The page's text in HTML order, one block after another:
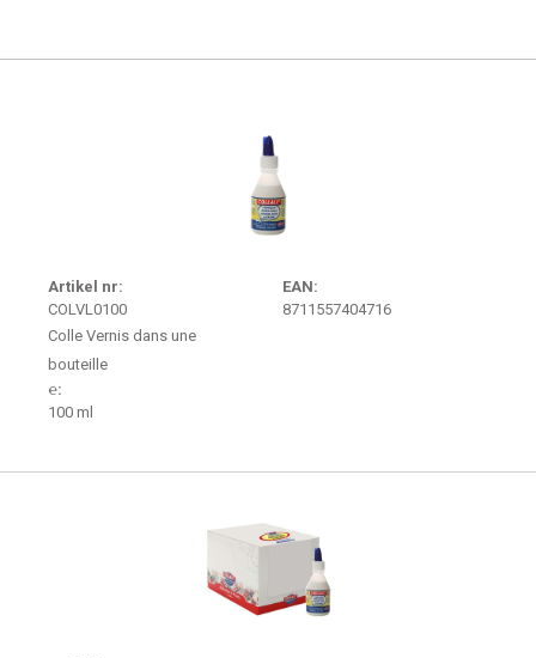
Artikel nr:
COLVL0100
Colle Vernis dans une
bouteille
EAN:
8711557404716
℮:
100 ml